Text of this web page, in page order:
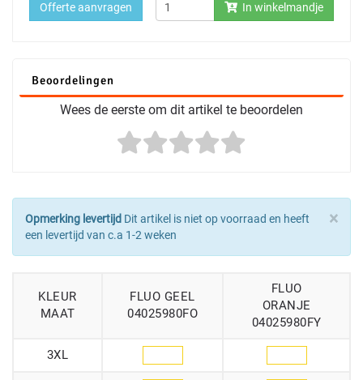
In winkelmandje
Offerte aanvragen
Beoordelingen
Wees de eerste om dit artikel te beoordelen
×
Opmerking levertijd Dit artikel is niet op voorraad en heeft
een levertijd van c.a 1-2 weken
KLEUR
MAAT
FLUO GEEL
04025980FO
FLUO
ORANJE
04025980FY
3XL